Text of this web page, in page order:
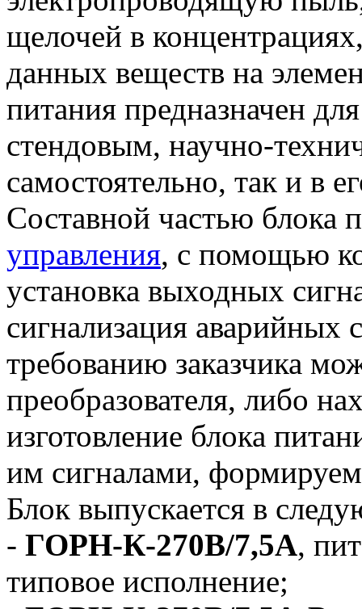
щелочей в
данных веществ на
питания предназначен
стендовым, научно-
самостоятельно, так и в
Составной частью блока
управления, с помощью
установка выходных
сигнализация аварийных
требованию заказчика
преобразователя, либо
изготовление блока
им сигналами,
Блок выпускается в
- ГОРН-К-270В/7,5А,
типовое исполнение;